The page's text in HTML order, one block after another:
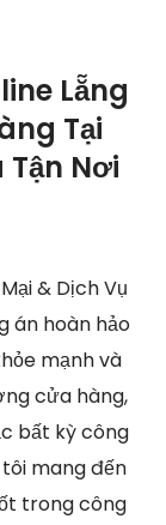
Lẵng
Tại
Tận Nơi
& Dịch Vụ
án hoàn hảo
mạnh và
cửa hàng,
bất kỳ công
mang đến
trong công